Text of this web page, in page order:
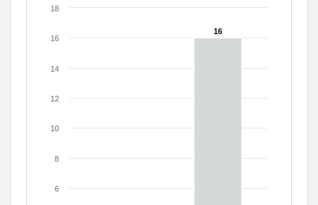
16
16
6
8
10
12
14
16
18